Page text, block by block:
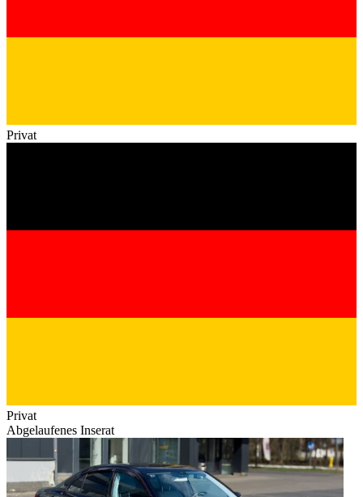
Privat
Privat
Abgelaufenes Inserat